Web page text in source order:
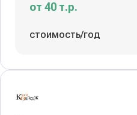
от 40 т.р.
стоимость/год